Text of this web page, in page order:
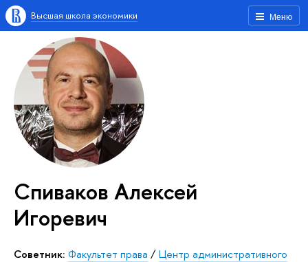
Меню
Высшая школа экономики
Спиваков Алексей
Игоревич
Советник: Факультет права /Центр административного